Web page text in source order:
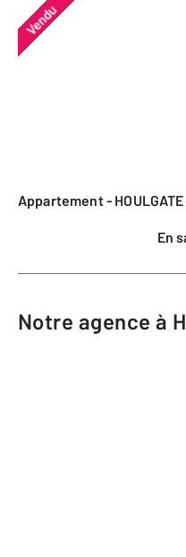
Vendu
Appartement -
En
Notre agence à